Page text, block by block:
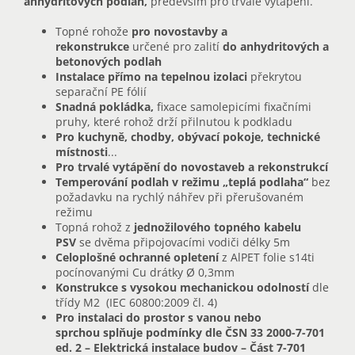
Topné rohože pro novostavby a
rekonstrukce určené pro zalití do anhydritových a
betonových podlah
Instalace přímo na tepelnou izolaci překrytou
separační PE fólií
Snadná pokládka, fixace samolepicími fixačními
pruhy, které rohož drží přilnutou k podkladu
Pro kuchyně, chodby, obývací pokoje, technické
místnosti...
Pro trvalé vytápění do novostaveb a rekonstrukcí
Temperování podlah v režimu „teplá podlaha“ bez
požadavku na rychlý náhřev při přerušovaném
režimu
Topná rohož z jednožilového topného kabelu
PSV se dvěma připojovacími vodiči délky 5m
Celoplošné ochranné opleteníz AlPET folie s14ti
pocínovanými Cu drátky Ø 0,3mm
Konstrukce s vysokou mechanickou odolnostídle
třídy M2 (IEC 60800:2009 čl. 4)
Pro instalaci do prostor s vanou nebo
sprchou splňuje podmínky dle ČSN 33 2000-7-701
ed. 2 – Elektrická instalace budov – Část 7-701